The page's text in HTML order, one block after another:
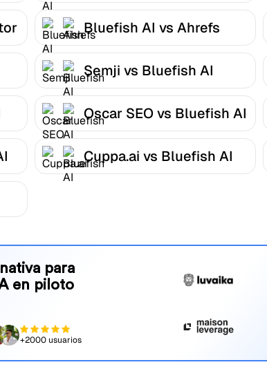
Bluefish AI vs Ahrefs
Semji vs Bluefish AI
Oscar SEO vs Bluefish AI
Cuppa.ai vs Bluefish AI
para
en piloto
+2000 usuarios